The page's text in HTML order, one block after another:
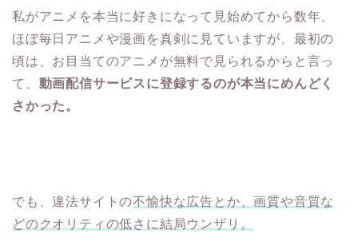
私がアニメを本当に好きになって見始めてから数年、
ほぼ毎日アニメや漫画を真剣に見ていますが、最初の
頃は、お目当てのアニメが無料で見られるからと言っ
て、 動画配信サービスに登録するのが本当にめんどく
さかった。
でも、違法サイトの不愉快な広告とか、画質や音質な
どのクオリティの低さに結局ウンザリ。